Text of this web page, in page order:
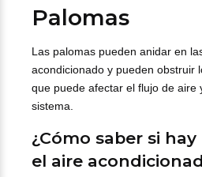
Palomas
Las palomas pueden anidar en
acondicionado y pueden obstruir
que puede afectar el flujo de aire
sistema.
¿Cómo saber si
el aire